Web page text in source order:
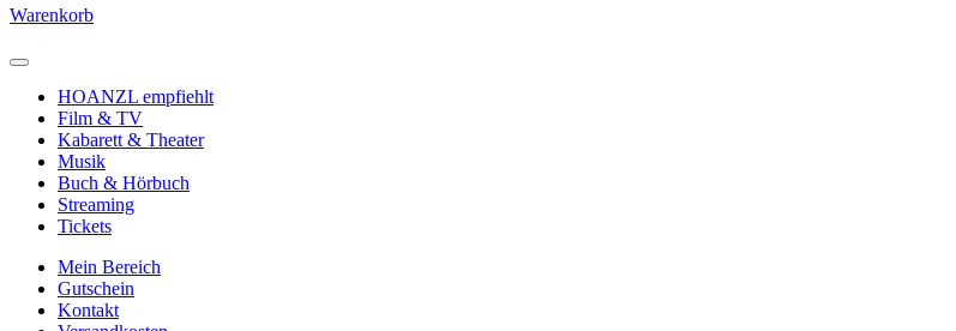
Warenkorb
HOANZL empfiehlt
Film & TV
Kabarett & Theater
Musik
Buch & Hörbuch
Streaming
Tickets
Mein Bereich
Gutschein
Kontakt